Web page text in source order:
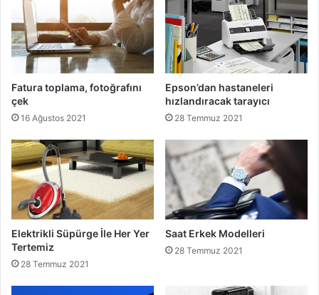
Fatura toplama, fotoğrafını
çek
16 Ağustos 2021
Epson’dan hastaneleri
hızlandıracak tarayıcı
28 Temmuz 2021
Elektrikli Süpürge İle Her Yer
Tertemiz
28 Temmuz 2021
Saat Erkek Modelleri
28 Temmuz 2021